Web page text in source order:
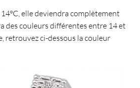
elle deviendra complètement
des couleurs différentes entre 14 et
retrouvez ci-dessous la couleur